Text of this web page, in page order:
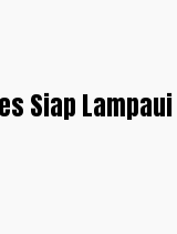
Siap Lampaui